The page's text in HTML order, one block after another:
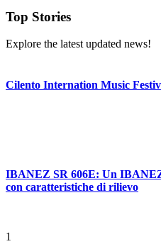
Top Stories
Explore the latest updated news!
Cilento Internation Music
IBANEZ SR 606E: Un
con caratteristiche di rilievo
1